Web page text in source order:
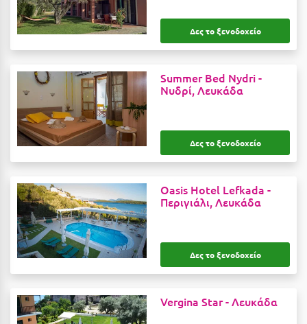
Ίος
Καβάλα
Καλάβρυτα
Καλαμάτα
Κάλαμος
Καλαμπάκα
Κάλυμνος
Καρδαμύλη
Δες το ξενοδοχείο
Summer Bed Nydri -
Νυδρί, Λευκάδα
Δες το ξενοδοχείο
Oasis Hotel Lefkada -
Περιγιάλι, Λευκάδα
Δες το ξενοδοχείο
Vergina Star -Λευκάδα